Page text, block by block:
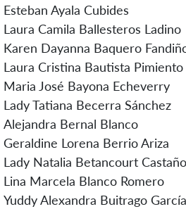
Esteban Ayala Cubides
Laura Camila Ballesteros Ladino
Karen Dayanna Baquero
Laura Cristina Bautista Pimiento
Maria José Bayona Echeverry
Lady Tatiana Becerra Sánchez
Alejandra Bernal Blanco
Geraldine Lorena Berrio Ariza
Lady Natalia Betancourt Castaño
Lina Marcela Blanco Romero
Yuddy Alexandra Buitrago García